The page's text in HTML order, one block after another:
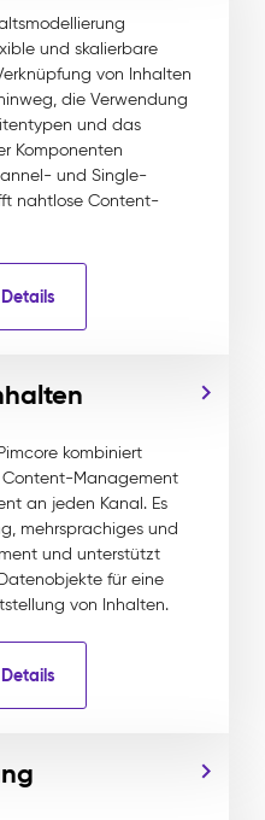
und skalierbare
von Inhalten
die Verwendung
und das
Komponenten
und Single-
nahtlose Content-
kombiniert
Management
an jeden Kanal. Es
mehrsprachiges und
und unterstützt
für eine
von Inhalten.